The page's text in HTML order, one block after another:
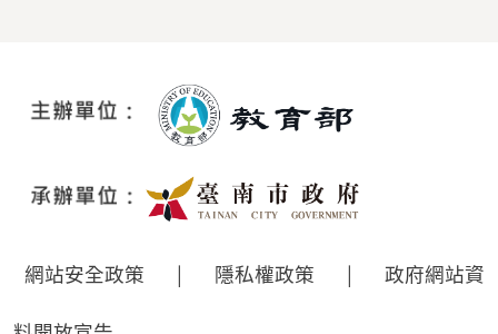
網站安全政策 | 隱私權政策 | 政府網站資